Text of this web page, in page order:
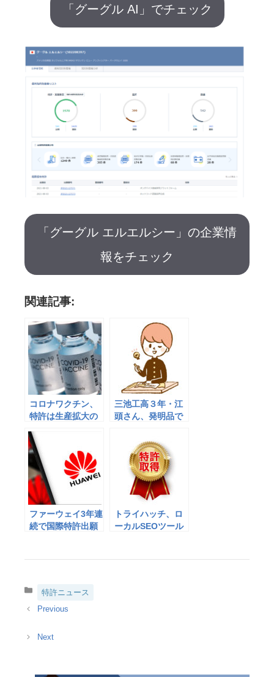
「グーグル AI」でチェック
「グーグル エルエルシー」の企業情
報をチェック
関連記事:
コロナワクチン、
特許は生産拡大の
関連団体
三池工高３年・江
頭さん、発明品で
「コンパクトハサ
ミ」 ／福岡
ファーウェイ3年連
続で国際特許出願
トライハッチ、ロ
ーカルSEOツール
カ
ゴ
ー
特許ニュース